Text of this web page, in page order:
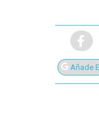
Añade